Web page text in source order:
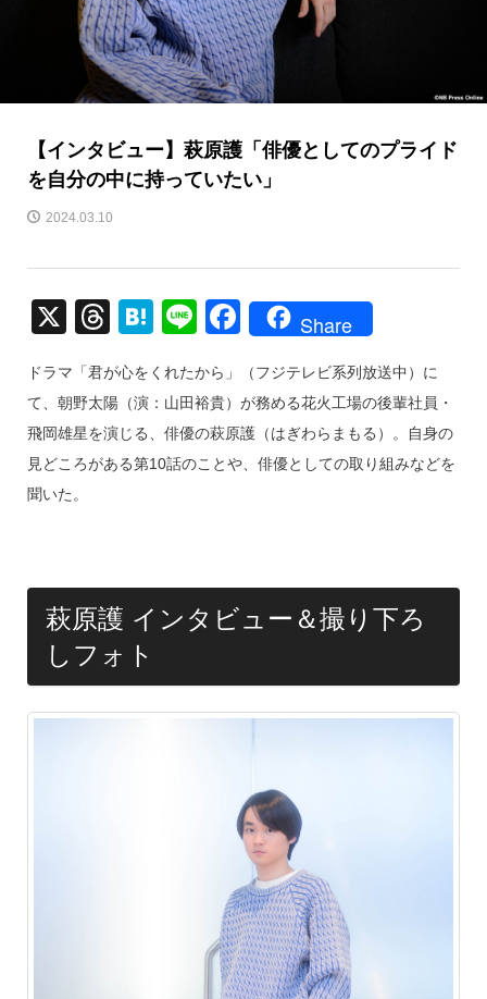
【インタビュー】萩原護「俳優としてのプライド
を自分の中に持っていたい」
2024.03.10
X
T
e
a
d
H
e
n
a
Li
e
F
c
e
b
Share
ドラマ「君が心をくれたから」（フジテレビ系列放送中）に
て、朝野太陽（演：山田裕貴）が務める花火工場の後輩社員・
飛岡雄星を演じる、俳優の萩原護（はぎわらまもる）。自身の
見どころがある第10話のことや、俳優としての取り組みなどを
聞いた。
萩原護 インタビュー＆撮り下ろ
しフォト